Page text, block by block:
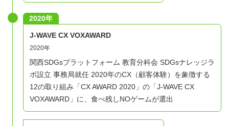
①参加希望テーマ調査
合格者対して、参加希望テーマ調査を行います。
この希望をもとにグループを編成します。
②フィールドワークへの参加
各社アイデアソン前にフィールドワークがあります。
参加は自由で、全てのフィールドワークに参加できます。
2020年
J-WAVE CX VOXAWARD
2020年
関西SDGsプラットフォーム 教育分科会 SDGsナレッジラ
ボ設立 事務局就任 2020年のCX（顧客体験）を象徴する
12の取り組み「CX AWARD 2020」の「J-WAVE CX
VOXAWARD」に、食べ残しNOゲームが選出